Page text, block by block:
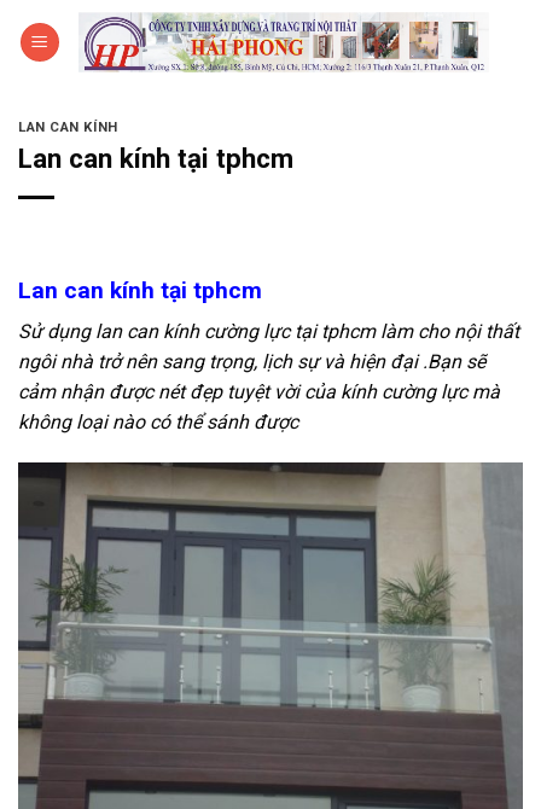
qua
LAN CAN KÍNH
Lan can kính tại tphcm
Lan can kính tại tphcm
Sử dụng lan can kính cường lực tại tphcm làm cho nội thất
ngôi nhà trở nên sang trọng, lịch sự và hiện đại .Bạn sẽ
cảm nhận được nét đẹp tuyệt vời của kính cường lực mà
không loại nào có thể sánh được